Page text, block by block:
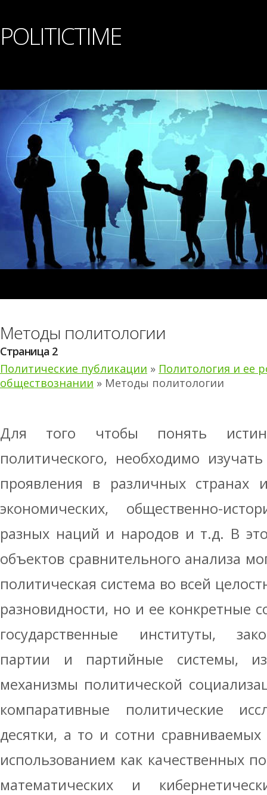
POLITICTIME
Методы политологии
Страница 2
Политические публикации » Политология и ее
обществознании » Методы политологии
Для того чтобы понять
политического, необходимо
проявления в различных странах
экономических, общественно-
разных наций и народов и т.д. В
объектов сравнительного анализа
политическая система во всей
разновидности, но и ее конкретные
государственные институты,
партии и партийные системы,
механизмы политической
компаративные политические
десятки, а то и сотни сравниваемых
использованием как качественных
математических и